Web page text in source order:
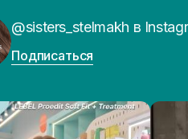
@sisters_stelmakh в
Подписаться